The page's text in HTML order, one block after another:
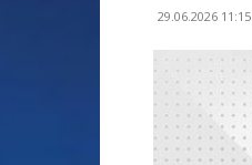
29.06.2026 11:15